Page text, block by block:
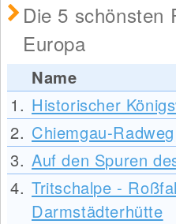
Die 5 schönsten
Europa
Name
1. Historischer
2. Chiemgau-Radweg
3. Auf den Spuren
4. Tritschalpe -
Darmstädterhütte